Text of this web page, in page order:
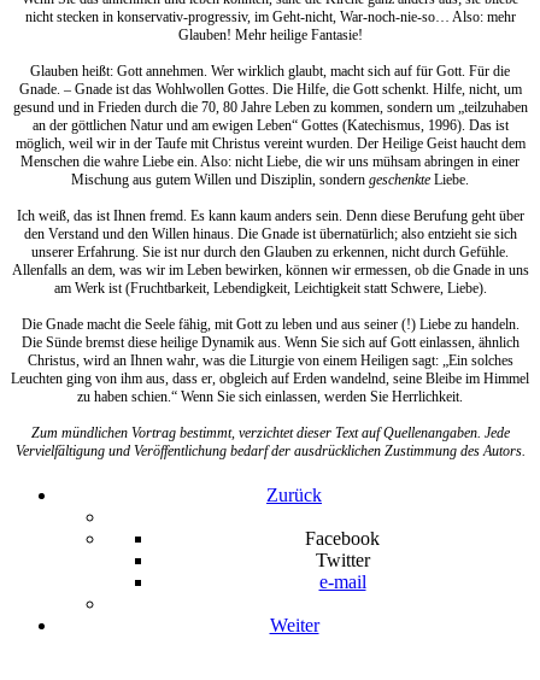
nicht stecken in konservativ-progressiv, im Geht-nicht, War-noch-nie-so… Also: mehr
Glauben! Mehr heilige Fantasie!
Glauben heißt: Gott annehmen. Wer wirklich glaubt, macht sich auf für Gott. Für die
Gnade. – Gnade ist das Wohlwollen Gottes. Die Hilfe, die Gott schenkt. Hilfe, nicht, um
gesund und in Frieden durch die 70, 80 Jahre Leben zu kommen, sondern um „teilzuhaben
an der göttlichen Natur und am ewigen Leben“ Gottes (Katechismus, 1996). Das ist
möglich, weil wir in der Taufe mit Christus vereint wurden. Der Heilige Geist haucht dem
Menschen die wahre Liebe ein. Also: nicht Liebe, die wir uns mühsam abringen in einer
Mischung aus gutem Willen und Disziplin, sondern geschenkte Liebe.
Ich weiß, das ist Ihnen fremd. Es kann kaum anders sein. Denn diese Berufung geht über
den Verstand und den Willen hinaus. Die Gnade ist übernatürlich; also entzieht sie sich
unserer Erfahrung. Sie ist nur durch den Glauben zu erkennen, nicht durch Gefühle.
Allenfalls an dem, was wir im Leben bewirken, können wir ermessen, ob die Gnade in uns
am Werk ist (Fruchtbarkeit, Lebendigkeit, Leichtigkeit statt Schwere, Liebe).
Die Gnade macht die Seele fähig, mit Gott zu leben und aus seiner (!) Liebe zu handeln.
Die Sünde bremst diese heilige Dynamik aus. Wenn Sie sich auf Gott einlassen, ähnlich
Christus, wird an Ihnen wahr, was die Liturgie von einem Heiligen sagt: „Ein solches
Leuchten ging von ihm aus, dass er, obgleich auf Erden wandelnd, seine Bleibe im Himmel
zu haben schien.“ Wenn Sie sich einlassen, werden Sie Herrlichkeit.
Zum mündlichen Vortrag bestimmt, verzichtet dieser Text auf Quellenangaben. Jede
Vervielfältigung und Veröffentlichung bedarf der ausdrücklichen Zustimmung des Autors.
Zurück
Facebook
Twitter
e-mail
Weiter